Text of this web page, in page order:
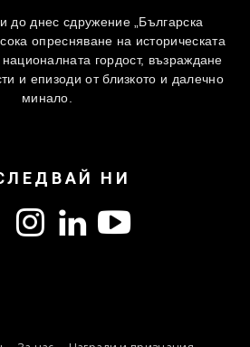
до днес сдружение „Българска
опресняване на историческата
гордост, възраждане
и епизоди от близкото и далечно
минало.
НИ